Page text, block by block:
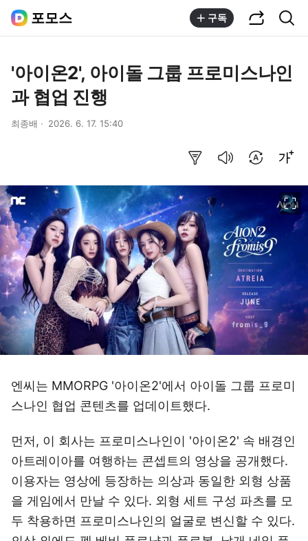
포모스 구독
'아이온2', 아이돌 그룹 프로미스나인
과 협업 진행
최종배 2026. 6. 17. 15:40
엔씨는 MMORPG '아이온2'에서 아이돌 그룹 프로미
스나인 협업 콘텐츠를 업데이트했다.
먼저, 이 회사는 프로미스나인이 '아이온2' 속 배경인
아트레이아를 여행하는 콘셉트의 영상을 공개했다.
이용자는 영상에 등장하는 의상과 동일한 외형 상품
을 게임에서 만날 수 있다. 외형 세트 구성 파츠를 모
두 착용하면 프로미스나인의 얼굴로 변신할 수 있다.